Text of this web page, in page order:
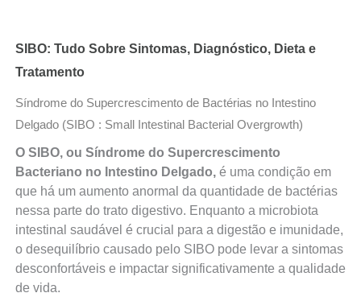
SIBO: Tudo Sobre Sintomas, Diagnóstico, Dieta e
Tratamento
Síndrome do Supercrescimento de Bactérias no Intestino
Delgado (SIBO : Small Intestinal Bacterial Overgrowth)
O SIBO, ou Síndrome do Supercrescimento
Bacteriano no Intestino Delgado,é uma condição em
que há um aumento anormal da quantidade de bactérias
nessa parte do trato digestivo. Enquanto a microbiota
intestinal saudável é crucial para a digestão e imunidade,
o desequilíbrio causado pelo SIBO pode levar a sintomas
desconfortáveis e impactar significativamente a qualidade
de vida.